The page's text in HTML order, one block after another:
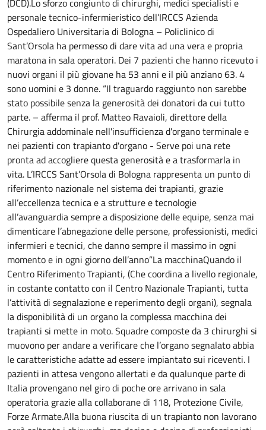
(DCD).Lo sforzo congiunto di chirurghi, medici specialisti e
personale tecnico-infermieristico dell’IRCCS Azienda
Ospedaliero Universitaria di Bologna – Policlinico di
Sant’Orsola ha permesso di dare vita ad una vera e propria
maratona in sala operatori. Dei 7 pazienti che hanno ricevuto i
nuovi organi il più giovane ha 53 anni e il più anziano 63. 4
sono uomini e 3 donne. “Il traguardo raggiunto non sarebbe
stato possibile senza la generosità dei donatori da cui tutto
parte. – afferma il prof. Matteo Ravaioli, direttore della
Chirurgia addominale nell'insufficienza d'organo terminale e
nei pazienti con trapianto d'organo - Serve poi una rete
pronta ad accogliere questa generosità e a trasformarla in
vita. L’IRCCS Sant’Orsola di Bologna rappresenta un punto di
riferimento nazionale nel sistema dei trapianti, grazie
all’eccellenza tecnica e a strutture e tecnologie
all’avanguardia sempre a disposizione delle equipe, senza mai
dimenticare l’abnegazione delle persone, professionisti, medici
infermieri e tecnici, che danno sempre il massimo in ogni
momento e in ogni giorno dell’anno”La macchinaQuando il
Centro Riferimento Trapianti, (Che coordina a livello regionale,
in costante contatto con il Centro Nazionale Trapianti, tutta
l’attività di segnalazione e reperimento degli organi), segnala
la disponibilità di un organo la complessa macchina dei
trapianti si mette in moto. Squadre composte da 3 chirurghi si
muovono per andare a verificare che l’organo segnalato abbia
le caratteristiche adatte ad essere impiantato sui riceventi. I
pazienti in attesa vengono allertati e da qualunque parte di
Italia provengano nel giro di poche ore arrivano in sala
operatoria grazie alla collaborane di 118, Protezione Civile,
Forze Armate.Alla buona riuscita di un trapianto non lavorano